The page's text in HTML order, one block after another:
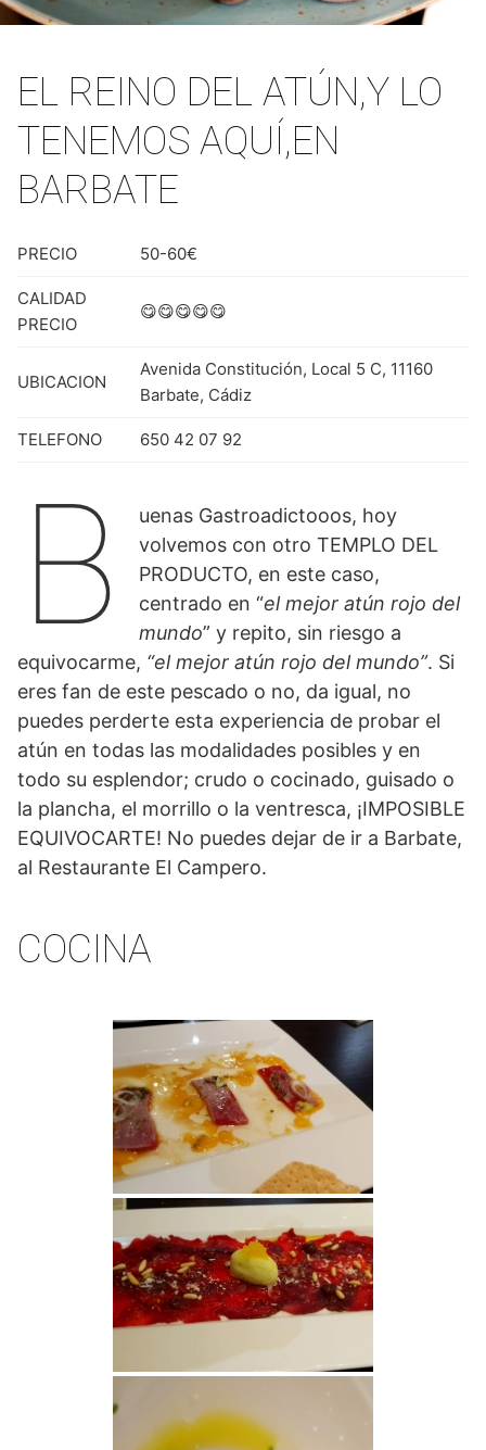
EL REINO DEL ATÚN,Y LO
TENEMOS AQUÍ,EN
BARBATE
PRECIO 50-60€
CALIDAD
PRECIO
😋😋😋😋😋
UBICACION
Avenida Constitución, Local 5 C, 11160
Barbate, Cádiz
TELEFONO 650 42 07 92
B
uenas Gastroadictooos, hoy
volvemos con otro TEMPLO DEL
PRODUCTO, en este caso,
centrado en “el mejor atún rojo del
mundo” y repito, sin riesgo a
equivocarme, “el mejor atún rojo del mundo”. Si
eres fan de este pescado o no, da igual, no
puedes perderte esta experiencia de probar el
atún en todas las modalidades posibles y en
todo su esplendor; crudo o cocinado, guisado o
la plancha, el morrillo o la ventresca, ¡IMPOSIBLE
EQUIVOCARTE! No puedes dejar de ir a Barbate,
al Restaurante El Campero.
COCINA